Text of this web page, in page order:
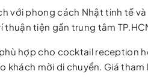
với phong cách Nhật tinh tế
tiện gần trung tâm
hợp cho cocktail reception
mời di chuyển. Giá